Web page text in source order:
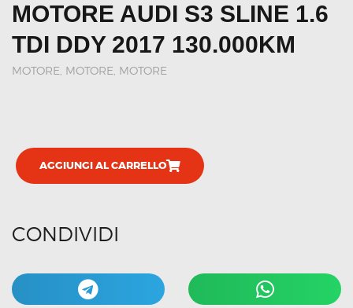
MOTORE AUDI S3 SLINE 1.6
TDI DDY 2017 130.000KM
MOTORE MOTORE, MOTORE
AGGIUNGI AL CARRELLO
CONDIVIDI